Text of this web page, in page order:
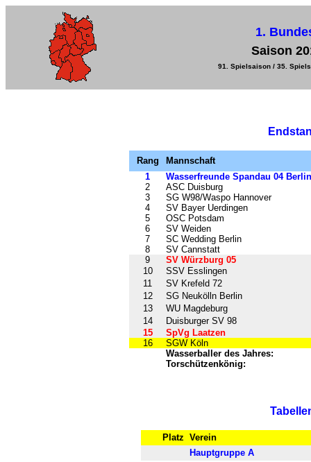
1.
Saison
91. Spielsaison / 35.
Rang
Mannschaft
1
Wasserfreunde Spandau 04 Berlin
2
ASC Duisburg
3
SG W98/Waspo Hannover
4
SV Bayer Uerdingen
5
OSC Potsdam
6
SV Weiden
7
SC Wedding Berlin
8
SV Cannstatt
9
SV Würzburg 05
10
SSV Esslingen
11
SV Krefeld 72
12
SG Neukölln Berlin
13
WU Magdeburg
14
Duisburger SV 98
15
SpVg Laatzen
16
SGW Köln
Wasserballer des Jahres:
Torschützenkönig:
Platz Verein
Hauptgruppe A